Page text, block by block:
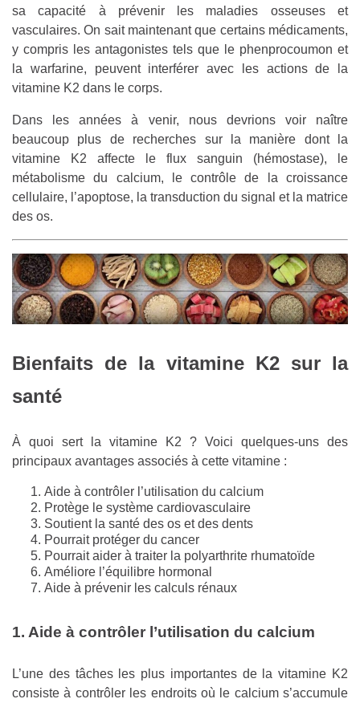
sa capacité à prévenir les maladies osseuses et
vasculaires. On sait maintenant que certains médicaments,
y compris les antagonistes tels que le phenprocoumon et
la warfarine, peuvent interférer avec les actions de la
vitamine K2 dans le corps.
Dans les années à venir, nous devrions voir naître
beaucoup plus de recherches sur la manière dont la
vitamine K2 affecte le flux sanguin (hémostase), le
métabolisme du calcium, le contrôle de la croissance
cellulaire, l’apoptose, la transduction du signal et la matrice
des os.
Bienfaits de la vitamine K2 sur la
santé
À quoi sert la vitamine K2 ? Voici quelques-uns des
principaux avantages associés à cette vitamine :
Aide à contrôler l’utilisation du calcium
Protège le système cardiovasculaire
Soutient la santé des os et des dents
Pourrait protéger du cancer
Pourrait aider à traiter la polyarthrite rhumatoïde
Améliore l’équilibre hormonal
Aide à prévenir les calculs rénaux
1. Aide à contrôler l’utilisation du calcium
L’une des tâches les plus importantes de la vitamine K2
consiste à contrôler les endroits où le calcium s’accumule